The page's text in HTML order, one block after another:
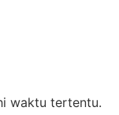
waktu tertentu.